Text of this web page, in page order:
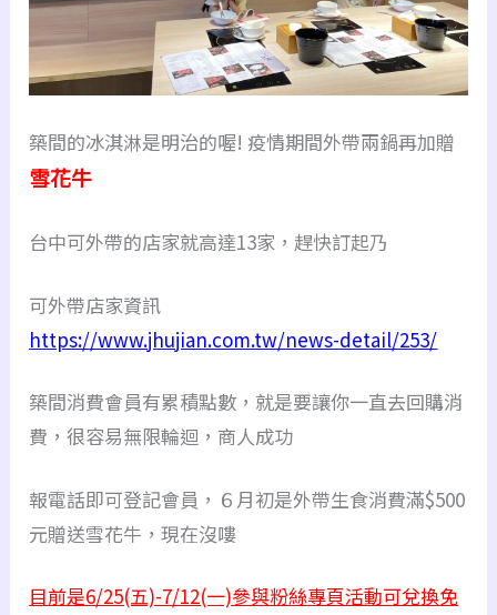
築間的冰淇淋是明治的喔! 疫情期間外帶兩鍋再加贈
雪花牛
台中可外帶的店家就高達13家，趕快訂起乃
可外帶店家資訊
https://www.jhujian.com.tw/news-detail/253/
築間消費會員有累積點數，就是要讓你一直去回購消
費，很容易無限輪迴，商人成功
報電話即可登記會員，６月初是外帶生食消費滿$500
元贈送雪花牛，現在沒嘍
目前是6/25(五)-7/12(一)參與粉絲專頁活動可兌換免